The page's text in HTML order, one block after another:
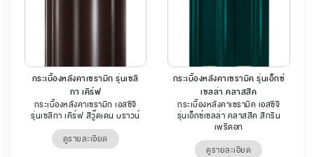
กระเบื้องหลังคาเซรามิก รุ่นเซลิ
กา เคิร์ฟ
กระเบื้องหลังคาเซรามิก เอสซีจี
รุ่นเซลิกา เคิร์ฟ สีวู๊ดเดน บราวน์
ดูรายละเอียด
กระเบื้องหลังคาเซรามิค รุ่นเอ็กซ์
เซลล่า คลาสสิค
กระเบื้องหลังคาเซรามิค เอสซีจี
รุ่นเอ็กซ์เซลล่า คลาสสิค สีกรีน
เพริดอท
ดูรายละเอียด